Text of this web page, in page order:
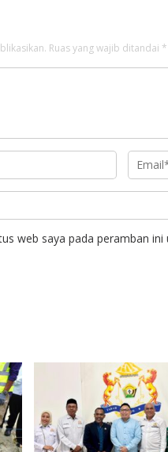
Ruas yang wajib ditandai *
web saya pada peramban